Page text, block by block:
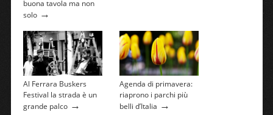
buona tavola ma non
solo→
Al Ferrara Buskers
Festival la strada è un
grande palco→
Agenda di primavera:
riaprono i parchi più
belli d’Italia →